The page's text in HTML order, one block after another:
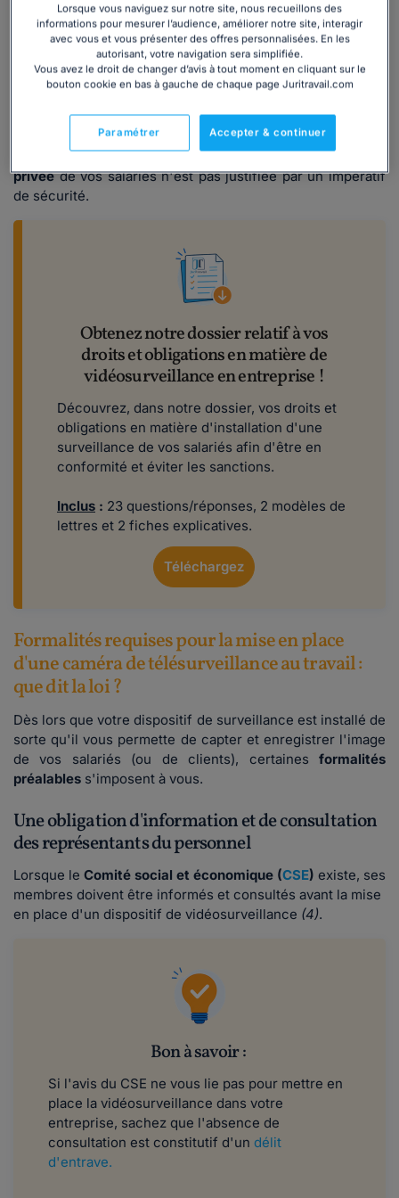
image en permanence.
Il est donc primordial que vous choisissiez avec rigueur
l'emplacement de vos caméras, afin de veiller à leur
licéité : elles peuvent filmer les entrées et sorties des
stockage, mais en aucun cas les vestiaires, les sanitaires,
les salles de pauses ou de repos, ou encore les locaux
syndicaux. Dans ces derniers cas, l'atteinte à la vie
privéede vos salariés n'est pas justifiée par un impératif
de sécurité.
Obtenez notre dossier relatif à vos
droits et obligations en matière de
vidéosurveillance en entreprise !
Découvrez, dans notre dossier, vos droits et
obligations en matière d'installation d'une
surveillance de vos salariés afin d'être en
conformité et éviter les sanctions.
Inclus : 23 questions/réponses, 2 modèles de
lettres et 2 fiches explicatives.
Téléchargez
Formalités requises pour la mise en place
d'une caméra de télésurveillance au travail :
que dit la loi ?
Dès lors que votre dispositif de surveillance est installé de
sorte qu'il vous permette de capter et enregistrer l'image
de vos salariés (ou de clients), certaines formalités
préalables s'imposent à vous.
Une obligation d'information et de consultation
des représentants du personnel
Lorsque le Comité social et économique (CSE) existe, ses
membres doivent être informés et consultés avant la mise
en place d'un dispositif de vidéosurveillance (4).
Bon à savoir :
Si l'avis du CSE ne vous lie pas pour mettre en
place la vidéosurveillance dans votre
entreprise, sachez que l'absence de
consultation est constitutif d'un délit
d'entrave.
Lorsque vous naviguez sur notre site, nous recueillons des
informations pour mesurer l’audience, améliorer notre site, interagir
avec vous et vous présenter des offres personnalisées. En les
autorisant, votre navigation sera simplifiée.
Vous avez le droit de changer d’avis à tout moment en cliquant sur le
bouton cookie en bas à gauche de chaque page Juritravail.com
Accepter & continuer
Paramétrer